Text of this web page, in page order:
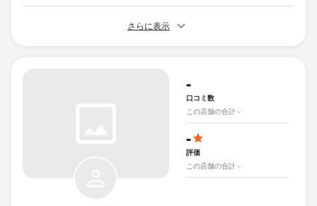
さらに表示
-
口コミ数
この店舗の合計 -
-
評価
この店舗の合計 -